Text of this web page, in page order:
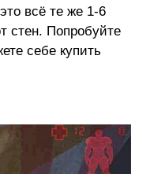
всё те же 1-6
стен. Попробуйте
себе купить